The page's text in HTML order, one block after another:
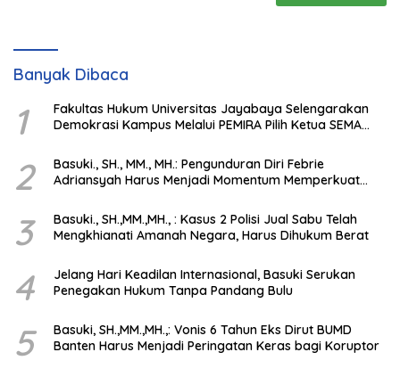
Banyak Dibaca
1
Fakultas Hukum Universitas Jayabaya Selengarakan
Demokrasi Kampus Melalui PEMIRA Pilih Ketua SEMA
2
Basuki., SH., MM., MH.: Pengunduran Diri Febrie
Adriansyah Harus Menjadi Momentum Memperkuat
3
Basuki., SH.,MM.,MH., : Kasus 2 Polisi Jual Sabu Telah
Mengkhianati Amanah Negara, Harus Dihukum Berat
4
Jelang Hari Keadilan Internasional, Basuki Serukan
Penegakan Hukum Tanpa Pandang Bulu
5
Basuki, SH.,MM.,MH.,: Vonis 6 Tahun Eks Dirut BUMD
Banten Harus Menjadi Peringatan Keras bagi Koruptor